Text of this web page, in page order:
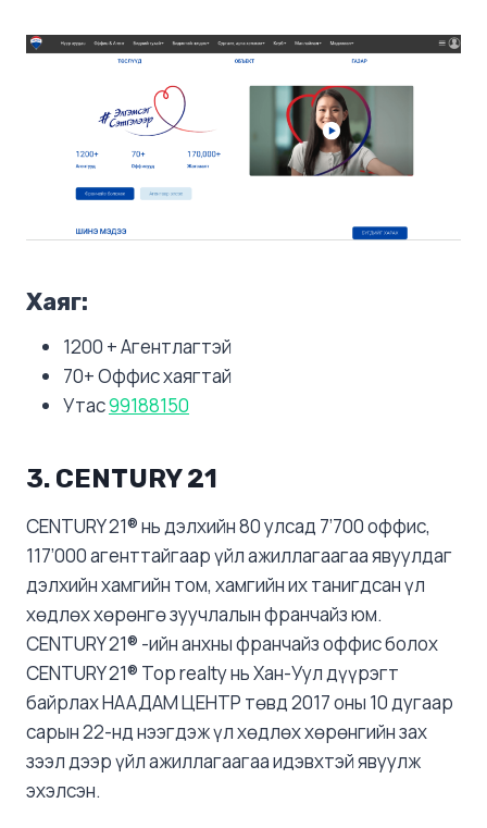
Хаяг:
1200 + Агентлагтэй
70+ Оффис хаягтай
Утас99188150
3. СENTURY 21
CENTURY 21® нь дэлхийн 80 улсад 7’700 оффис,
117’000 агенттайгаар үйл ажиллагаагаа явуулдаг
дэлхийн хамгийн том, хамгийн их танигдсан үл
хөдлөх хөрөнгө зуучлалын франчайз юм.
CENTURY 21® -ийн анхны франчайз оффис болох
CENTURY 21® Top realty нь Хан-Уул дүүрэгт
байрлах НААДАМ ЦЕНТР төвд 2017 оны 10 дугаар
сарын 22-нд нээгдэж үл хөдлөх хөрөнгийн зах
зээл дээр үйл ажиллагаагаа идэвхтэй явуулж
эхэлсэн.